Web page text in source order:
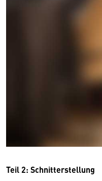
Teil 2: Schnitt­erstellung
Wir benötigen
Inhalt anzeigen.
Ihre Zustimmung,
personenbezogene
und
Diese Daten